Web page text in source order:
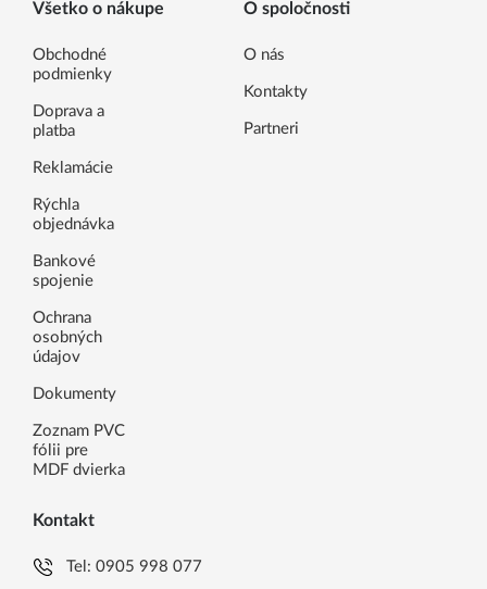
Všetko o nákupe
Obchodné
podmienky
Doprava a
platba
Reklamácie
Rýchla
objednávka
Bankové
spojenie
Ochrana
osobných
údajov
Dokumenty
Zoznam PVC
fólii pre
MDF dvierka
O spoločnosti
O nás
Kontakty
Partneri
Kontakt
Tel:0905 998 077